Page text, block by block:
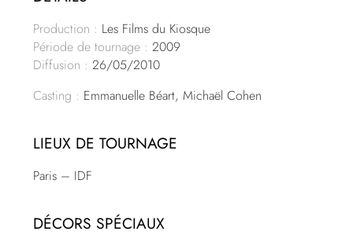
Production : Les Films du Kiosque
Période de tournage : 2009
Diffusion : 26/05/2010
Casting : Emmanuelle Béart, Michaël Cohen
LIEUX DE TOURNAGE
Paris – IDF
DÉCORS SPÉCIAUX